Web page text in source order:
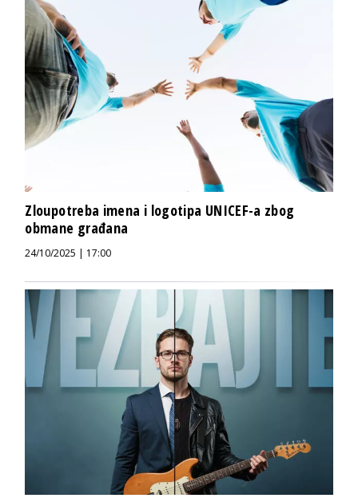
Zloupotreba imena i logotipa UNICEF-a zbog
obmane građana
24/10/2025 | 17:00